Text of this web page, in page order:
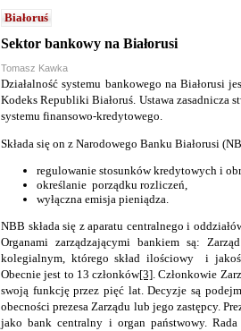
Białoruś
Sektor bankowy na Białorusi
Tomasz Kawka
Działalność systemu bankowego na Białorusi
Kodeks Republiki Białoruś. Ustawa zasadnicza
systemu finansowo-kredytowego.
Składa się on z Narodowego Banku Białorusi
regulowanie stosunków kredytowych i
określanie porządku rozliczeń,
wyłączna emisja pieniądza.
NBB składa się z aparatu centralnego i
Organami zarządzającymi bankiem są:
kolegialnym, którego skład ilościowy i
Obecnie jest to 13 członków[3]. Członkowie
swoją funkcję przez pięć lat. Decyzje są
obecności prezesa Zarządu lub jego zastępcy.
jako bank centralny i organ państwowy.